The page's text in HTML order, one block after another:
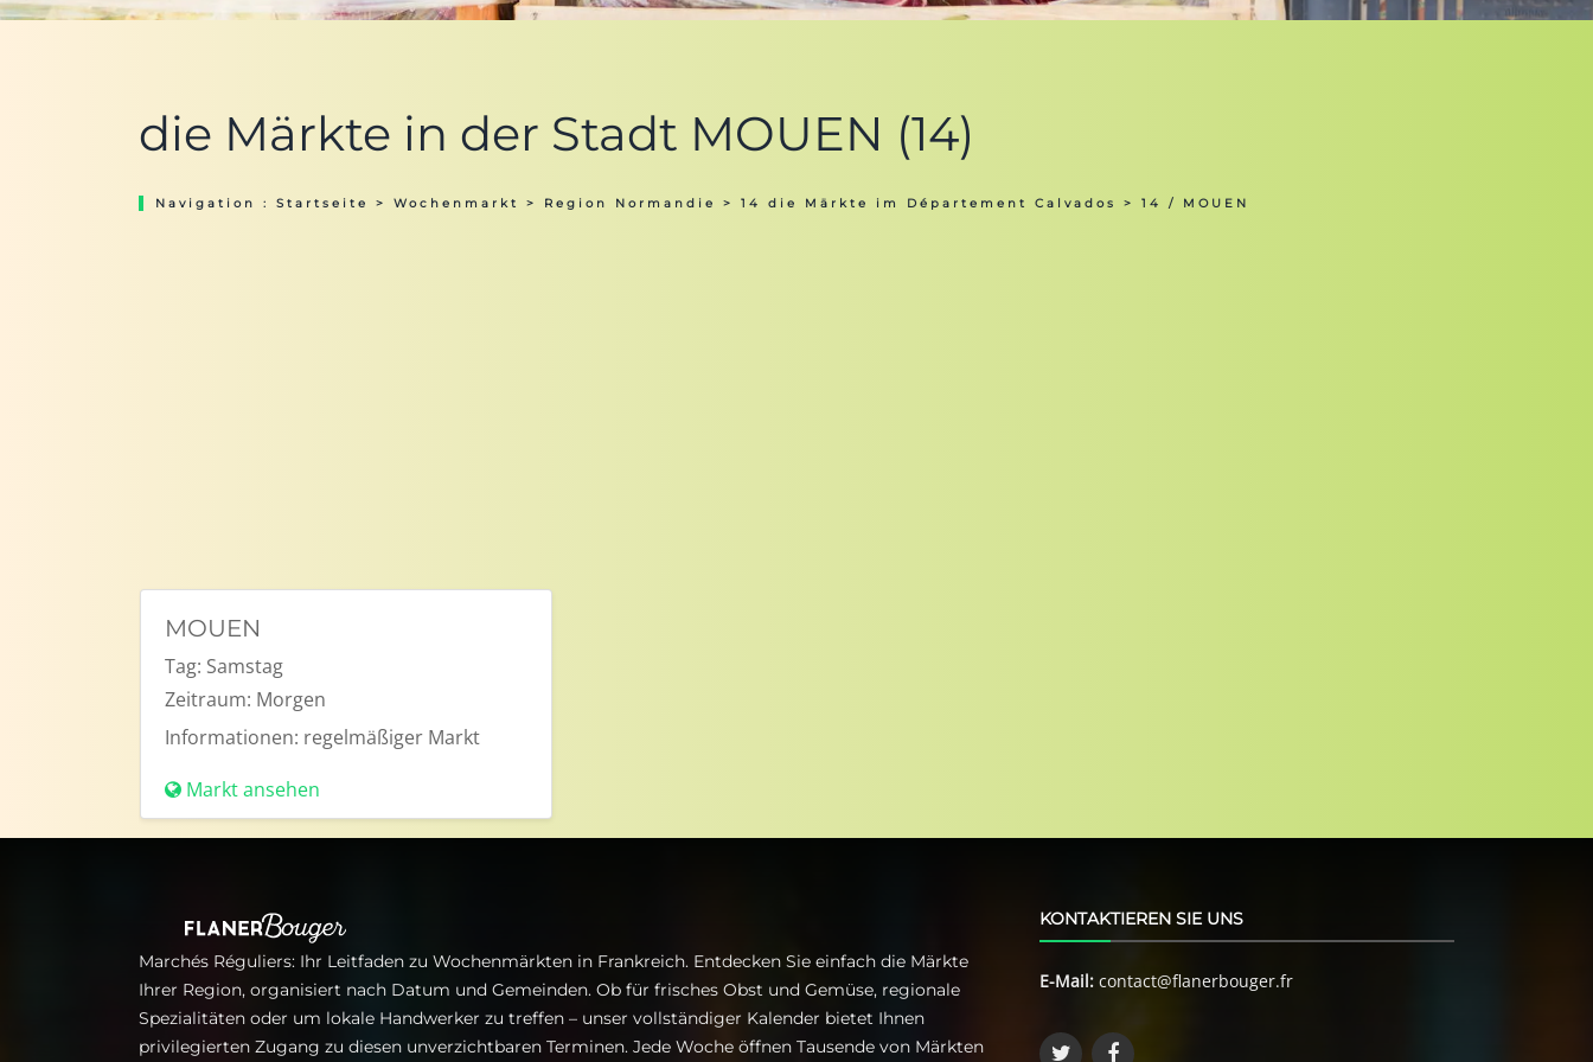
die Märkte in der Stadt MOUEN (14)
Navigation : Startseite > Wochenmarkt > Region Normandie > 14 die Märkte im Département Calvados > 14 / MOUEN
MOUEN
Tag: Samstag
Zeitraum: Morgen
Informationen: regelmäßiger Markt
Markt ansehen
Marchés Réguliers: Ihr Leitfaden zu Wochenmärkten in Frankreich. Entdecken Sie einfach die Märkte
Ihrer Region, organisiert nach Datum und Gemeinden. Ob für frisches Obst und Gemüse, regionale
Spezialitäten oder um lokale Handwerker zu treffen – unser vollständiger Kalender bietet Ihnen
privilegierten Zugang zu diesen unverzichtbaren Terminen. Jede Woche öffnen Tausende von Märkten
KONTAKTIEREN SIE UNS
E-Mail: contact@flanerbouger.fr